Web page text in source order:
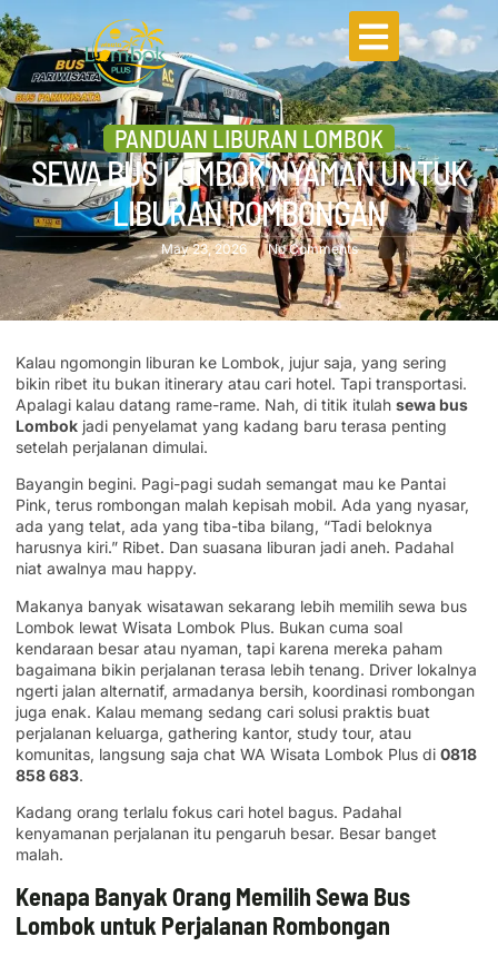
PANDUAN LIBURAN LOMBOK
SEWA BUS LOMBOK NYAMAN UNTUK
LIBURAN ROMBONGAN
May 23, 2026 No Comments
Kalau ngomongin liburan ke Lombok, jujur saja, yang sering
bikin ribet itu bukan itinerary atau cari hotel. Tapi transportasi.
Apalagi kalau datang rame-rame. Nah, di titik itulah sewa bus
Lombok jadi penyelamat yang kadang baru terasa penting
setelah perjalanan dimulai.
Bayangin begini. Pagi-pagi sudah semangat mau ke Pantai
Pink, terus rombongan malah kepisah mobil. Ada yang nyasar,
ada yang telat, ada yang tiba-tiba bilang, “Tadi beloknya
harusnya kiri.” Ribet. Dan suasana liburan jadi aneh. Padahal
niat awalnya mau happy.
Makanya banyak wisatawan sekarang lebih memilih sewa bus
Lombok lewat Wisata Lombok Plus. Bukan cuma soal
kendaraan besar atau nyaman, tapi karena mereka paham
bagaimana bikin perjalanan terasa lebih tenang. Driver lokalnya
ngerti jalan alternatif, armadanya bersih, koordinasi rombongan
juga enak. Kalau memang sedang cari solusi praktis buat
perjalanan keluarga, gathering kantor, study tour, atau
komunitas, langsung saja chat WA Wisata Lombok Plus di 0818
858 683.
Kadang orang terlalu fokus cari hotel bagus. Padahal
kenyamanan perjalanan itu pengaruh besar. Besar banget
malah.
Kenapa Banyak Orang Memilih Sewa Bus
Lombok untuk Perjalanan Rombongan